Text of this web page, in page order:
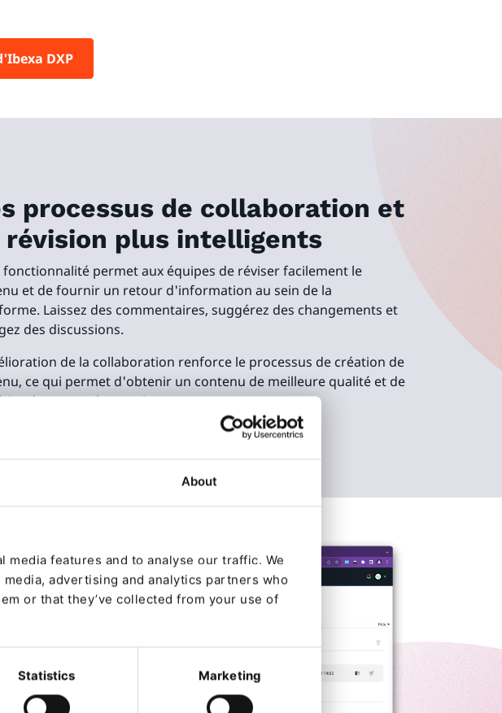
About
features and to analyse our traffic. We
advertising and analytics partners who
or that they’ve collected from your use of
Statistics Marketing
DXP
processus de collaboration et
révision plus intelligents
fonctionnalité permet aux équipes de réviser facilement le
et de fournir un retour d'information au sein de la
Laissez des commentaires, suggérez des changements et
des discussions.
de la collaboration renforce le processus de création de
ce qui permet d'obtenir un contenu de meilleure qualité et de
davantage les parties prenantes.